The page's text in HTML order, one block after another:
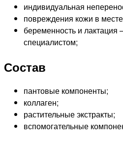
индивидуальная
повреждения кожи в
беременность и лактация
специалистом;
Состав
пантовые компоненты;
коллаген;
растительные экстракты;
вспомогательные